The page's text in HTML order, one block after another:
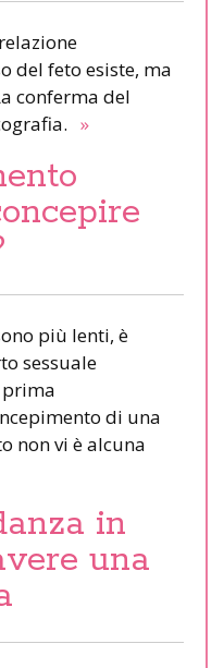
del feto esiste, ma
conferma del
»
più lenti, è
sessuale
di una
non vi è alcuna
in
una